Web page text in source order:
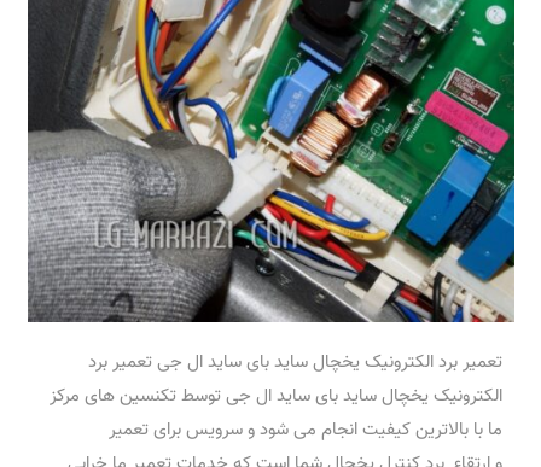
تعمیر برد الکترونیک یخچال ساید بای ساید ال جی تعمیر برد
الکترونیک یخچال ساید بای ساید ال جی توسط تکنسین های مرکز
ما با بالاترین کیفیت انجام می شود و سرویس برای تعمیر